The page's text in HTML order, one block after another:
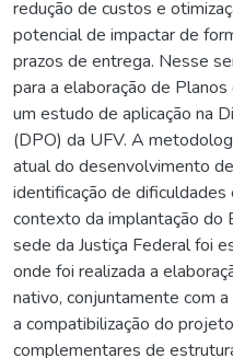
redução de custos e
potencial de impactar de
prazos de entrega. Nesse
para a elaboração de
um estudo de aplicação na
(DPO) da UFV. A
atual do desenvolvimento
identificação de
contexto da implantação do
sede da Justiça Federal foi
onde foi realizada a
nativo, conjuntamente com
a compatibilização do
complementares de